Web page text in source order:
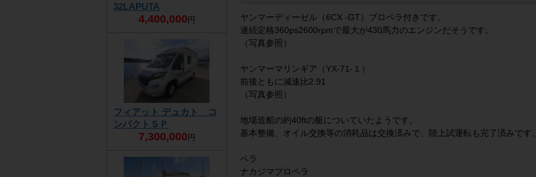
32LAPUTA
4,400,000 円
フィアット デュカト コ
ンパクトＳＰ
7,300,000 円
ヤンマーディーゼル（6CX -GT）プロペラ付きです。
連続定格360ps2600rpmで最大が430馬力のエンジンだそうです。
（写真参照）
ヤンマーマリンギア（YX-71-１）
前後ともに減速比2.91
（写真参照）
地場造船の約40ftの艇についていたようです。
基本整備、オイル交換等の消耗品は交換済みで、陸上試運転も完了済みです。
ペラ
ナカジマプロペラ